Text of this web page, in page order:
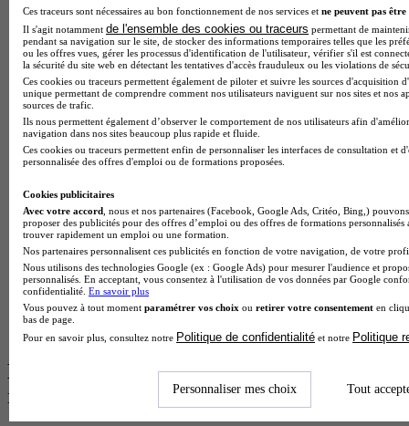
BTS Esf en alternance
BTS Dietetique en alternance
BTS Mco en alternance
BTS Pi en alternance
BTS Sp3s en alternance
Master CCA en alternance
BTS Ndrc en alternance
BTS Sam en alternance
Cap Fleuriste en alternance
BTS Sio en alternance
BTS Gpme en alternance
Cap Electricien en alternance
BTS Gpn en alternance
BTS Domotique en alternance
BAC Pro Agora en alternance
BTS Sta en alternance
BTS Iris en alternance
BTS Tpl en alternance
BTS Ati en alternance
Les diplômes par filière les plus
recherchés
Ces traceurs sont nécessaires au bon fonctionnement de nos services et ne peuvent pas être
Il s'agit notamment de l'ensemble des cookies ou traceurs permettant de
pendant sa navigation sur le site, de stocker des informations temporaires telles que les
ou les offres vues, gérer les processus d'identification de l'utilisateur, vérifier s'il est
la sécurité du site web en détectant les tentatives d'accès frauduleux ou les violations de
Ces cookies ou traceurs permettent également de piloter et suivre les sources d'acquisition
unique permettant de comprendre comment nos utilisateurs naviguent sur nos sites et nos
sources de trafic.
Ils nous permettent également d’observer le comportement de nos utilisateurs afin
navigation dans nos sites beaucoup plus rapide et fluide.
Ces cookies ou traceurs permettent enfin de personnaliser les interfaces de consultation et
personnalisée des offres d'emploi ou de formations proposées.
Cookies publicitaires
Avec votre accord , nous et nos partenaires (Facebook, Google Ads, Critéo, Bing,)
proposer des publicités pour des offres d’emploi ou des offres de formations
trouver rapidement un emploi ou une formation.
Nos partenaires personnalisent ces publicités en fonction de votre navigation, de votre
Nous utilisons des technologies Google (ex : Google Ads) pour mesurer l'audience et
personnalisés. En acceptant, vous consentez à l'utilisation de vos données par Google
confidentialité. En savoir plus
Vous pouvez à tout moment paramétrer vos choix ou retirer votre consentement en
bas de page.
Pour en savoir plus, consultez notre Politique de confidentialité et notre Politique
Personnaliser mes choix Tout